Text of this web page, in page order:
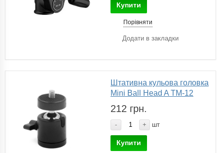
Купити
Порівняти
Додати в закладки
Штативна кульова головка
Mini Ball Head A TM-12
212 грн.
- + шт
Купити